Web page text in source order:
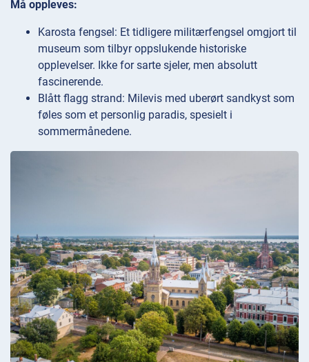
Må oppleves:
Karosta fengsel: Et tidligere militærfengsel omgjort til
museum som tilbyr oppslukende historiske
opplevelser. Ikke for sarte sjeler, men absolutt
fascinerende.
Blått flagg strand: Milevis med uberørt sandkyst som
føles som et personlig paradis, spesielt i
sommermånedene.